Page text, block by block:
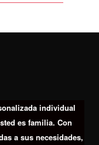
individual
es familia. Con
a sus necesidades,